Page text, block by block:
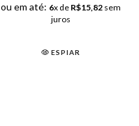
ou em até: 6x de R$15,82 sem
juros
ESPIAR